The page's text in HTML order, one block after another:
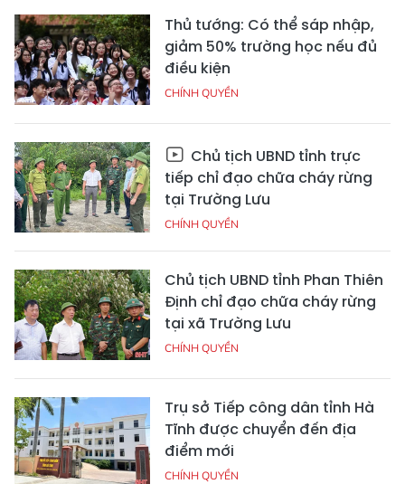
Thủ tướng: Có thể sáp nhập,
giảm 50% trường học nếu đủ
điều kiện
CHÍNH QUYỀN
Chủ tịch UBND tỉnh trực
tiếp chỉ đạo chữa cháy rừng
tại Trường Lưu
CHÍNH QUYỀN
Chủ tịch UBND tỉnh Phan Thiên
Định chỉ đạo chữa cháy rừng
tại xã Trường Lưu
CHÍNH QUYỀN
Trụ sở Tiếp công dân tỉnh Hà
Tĩnh được chuyển đến địa
điểm mới
CHÍNH QUYỀN